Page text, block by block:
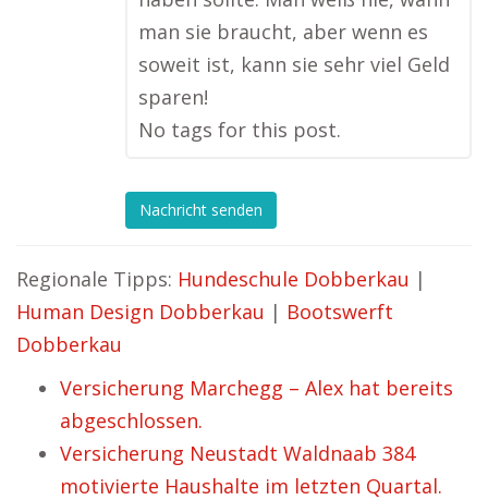
man sie braucht, aber wenn es
soweit ist, kann sie sehr viel Geld
sparen!
No tags for this post.
Nachricht senden
Regionale Tipps: Hundeschule Dobberkau |
Human Design Dobberkau | Bootswerft
Dobberkau
Versicherung Marchegg – Alex hat bereits
abgeschlossen.
Versicherung Neustadt Waldnaab 384
motivierte Haushalte im letzten Quartal.